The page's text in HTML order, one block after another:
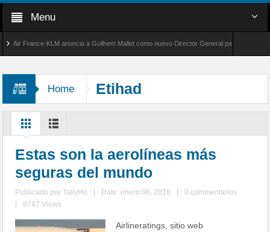
Menu
France-KLM anuncia a Guilhem Mallet como nuevo Director General para América Latina
Home Etihad
Estas son la aerolíneas más
seguras del mundo
Publicado porTallyHo Date: enero 06, 2016
0 commentarios
8747 Views
Airlineratings, sitio web